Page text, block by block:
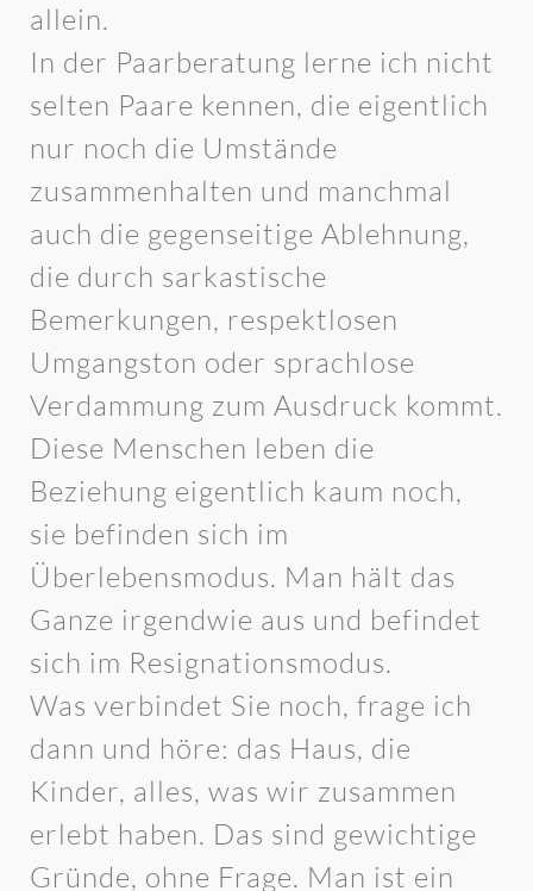
allein.
In der Paarberatung lerne ich nicht
selten Paare kennen, die eigentlich
nur noch die Umstände
zusammenhalten und manchmal
auch die gegenseitige Ablehnung,
die durch sarkastische
Bemerkungen, respektlosen
Umgangston oder sprachlose
Verdammung zum Ausdruck kommt.
Diese Menschen leben die
Beziehung eigentlich kaum noch,
sie befinden sich im
Überlebensmodus. Man hält das
Ganze irgendwie aus und befindet
sich im Resignationsmodus.
Was verbindet Sie noch, frage ich
dann und höre: das Haus, die
Kinder, alles, was wir zusammen
erlebt haben. Das sind gewichtige
Gründe, ohne Frage. Man ist ein